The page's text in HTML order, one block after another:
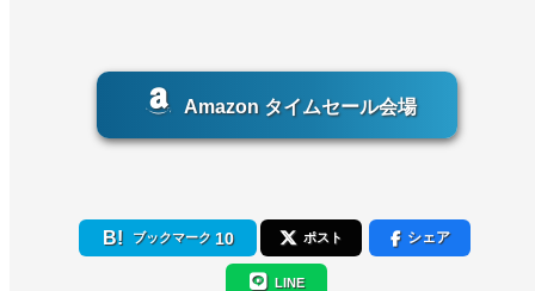
Amazon タイムセール会場
ブックマーク 10 ポスト シェア
LINE